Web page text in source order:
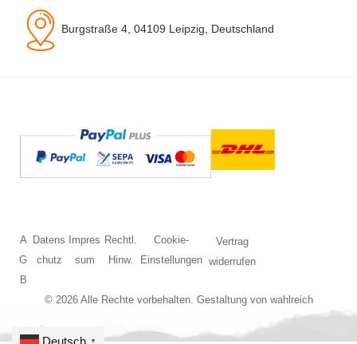
Burgstraße 4, 04109 Leipzig, Deutschland
© 2026 Alle Rechte vorbehalten. Gestaltung von wahlreich
A
G
B
Datens
chutz
Impres
sum
Rechtl.
Hinw.
Cookie-
Einstellungen
Vertrag
widerrufen
Deutsch ▼